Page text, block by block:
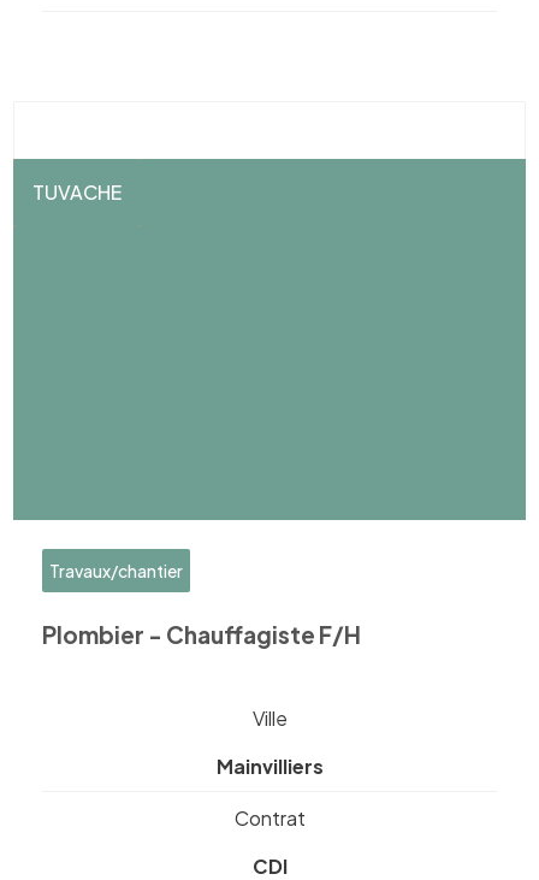
TUVACHE
Travaux/chantier
Plombier - Chauffagiste F/H
Ville
Mainvilliers
Contrat
CDI